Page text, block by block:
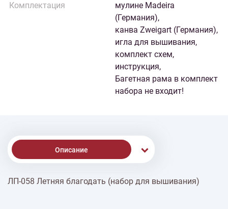
Комплектация
мулине Madeira
(Германия),
канва Zweigart (Германия),
игла для вышивания,
комплект схем,
инструкция,
Багетная рама в комплект
набора не входит!
Описание
Доставка
ЛП-058 Летняя благодать (набор для вышивания)